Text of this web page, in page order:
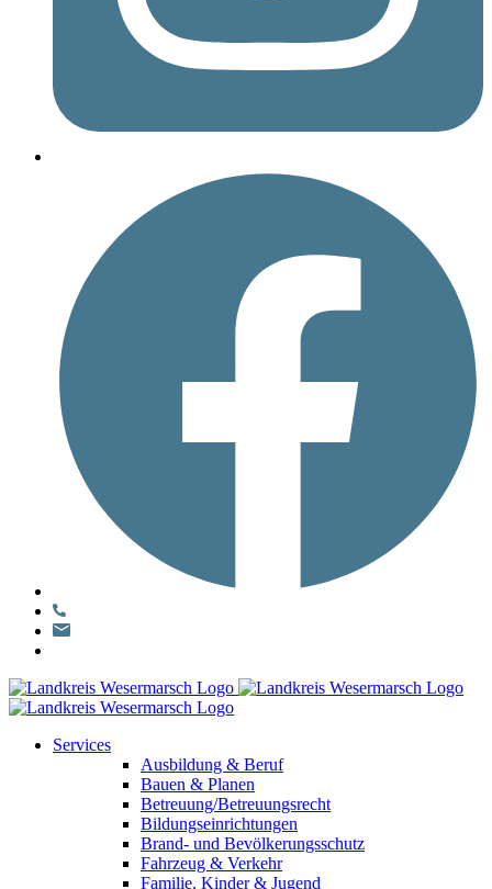
Services
Ausbildung & Beruf
Bauen & Planen
Betreuung/Betreuungsrecht
Bildungseinrichtungen
Brand- und Bevölkerungsschutz
Fahrzeug & Verkehr
Familie, Kinder & Jugend